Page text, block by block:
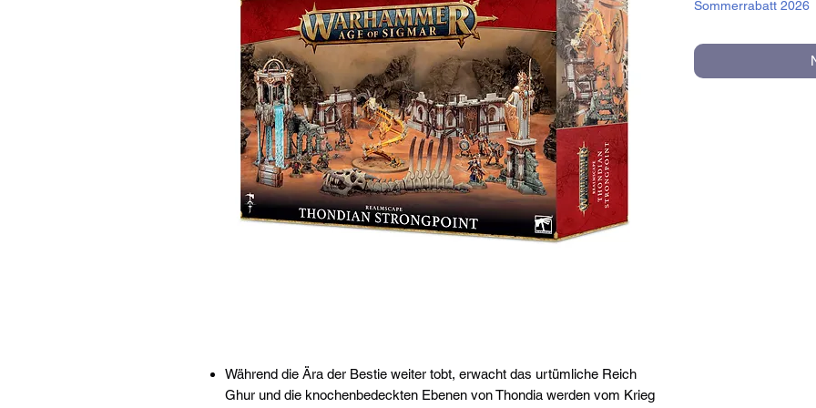
Während die Ära der Bestie weiter tobt, erwacht das urtümliche Reich
Ghur und die knochenbedeckten Ebenen von Thondia werden vom Krieg
Sommerrabatt 2026